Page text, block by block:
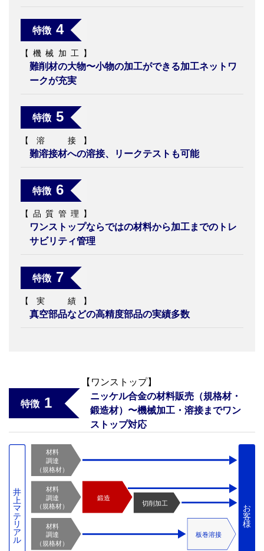
特徴 4
【機械加工】
難削材の大物〜小物の加工ができる加工ネットワ
ークが充実
特徴 5
【溶 接】
難溶接材への溶接、リークテストも可能
特徴 6
【品質管理】
ワンストップならではの材料から加工までのトレ
サビリティ管理
特徴 7
【実 績】
真空部品などの高精度部品の実績多数
特徴 1
【ワンストップ】
ニッケル合金の材料販売（規格材・
鍛造材）〜機械加工・溶接までワン
ストップ対応